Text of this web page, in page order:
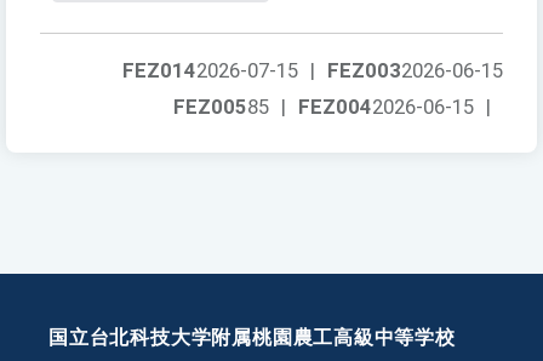
FEZ0032026-06-15
FEZ0142026-07-15 |
FEZ0042026-06-15 |
FEZ00585 |
国立台北科技大学附属桃園農工高級中等学校